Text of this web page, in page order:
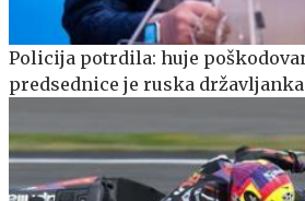
Policija potrdila: huje
predsednice je ruska državljanka